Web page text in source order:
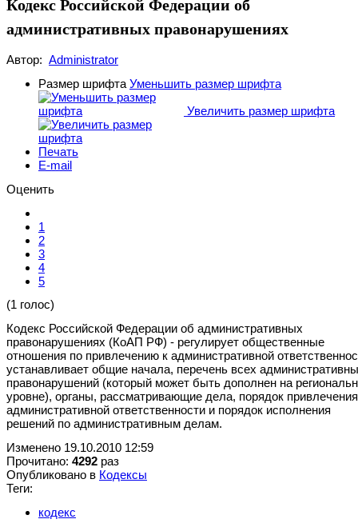
административных правонарушениях
Автор: Administrator
Размер шрифта Уменьшить размер шрифта
Увеличить размер шрифта
Печать
E-mail
Оценить
1
2
3
4
5
(1 голос)
Кодекс Российской Федерации об административных
правонарушениях (КоАП РФ) - регулирует общественные
отношения по привлечению к административной
устанавливает общие начала, перечень всех
правонарушений (который может быть дополнен на
уровне), органы, рассматривающие дела, порядок
административной ответственности и порядок исполнения
решений по административным делам.
Изменено 19.10.2010 12:59
Прочитано: 4292 раз
Опубликовано в Кодексы
Теги:
кодекс